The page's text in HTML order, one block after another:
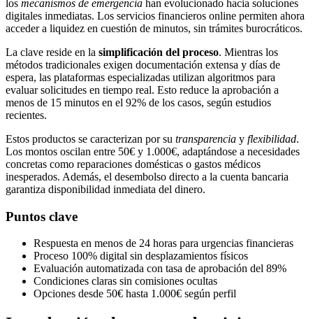
los mecanismos de emergencia han evolucionado hacia soluciones
digitales inmediatas. Los servicios financieros online permiten ahora
acceder a liquidez en cuestión de minutos, sin trámites burocráticos.
La clave reside en la simplificación del proceso. Mientras los
métodos tradicionales exigen documentación extensa y días de
espera, las plataformas especializadas utilizan algoritmos para
evaluar solicitudes en tiempo real. Esto reduce la aprobación a
menos de 15 minutos en el 92% de los casos, según estudios
recientes.
Estos productos se caracterizan por su transparencia y flexibilidad.
Los montos oscilan entre 50€ y 1.000€, adaptándose a necesidades
concretas como reparaciones domésticas o gastos médicos
inesperados. Además, el desembolso directo a la cuenta bancaria
garantiza disponibilidad inmediata del dinero.
Puntos clave
Respuesta en menos de 24 horas para urgencias financieras
Proceso 100% digital sin desplazamientos físicos
Evaluación automatizada con tasa de aprobación del 89%
Condiciones claras sin comisiones ocultas
Opciones desde 50€ hasta 1.000€ según perfil